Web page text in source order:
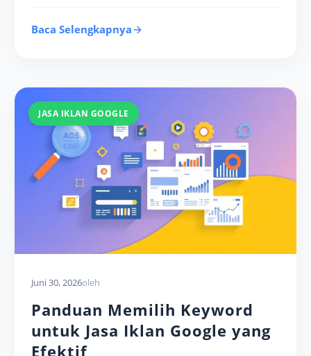
Baca Selengkapnya
JASA IKLAN GOOGLE
Juni 30, 2026oleh
Panduan Memilih Keyword
untuk Jasa Iklan Google yang
Efektif